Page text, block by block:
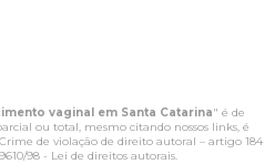
vaginal em Santa Catarina" é de
ou total, mesmo citando nossos links, é
de violação de direito autoral – artigo 184
98 - Lei de direitos autorais.